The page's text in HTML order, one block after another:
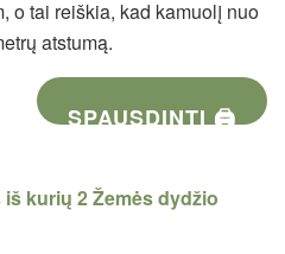
o tai reiškia, kad kamuolį nuo
atstumą.
SPAUSDINTI 🖨
kurių 2 Žemės dydžio